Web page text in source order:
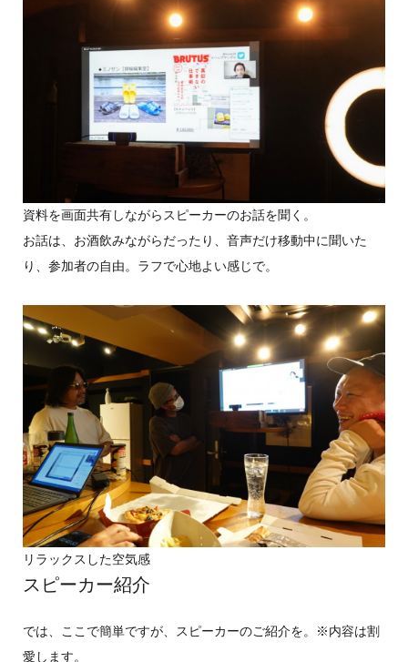
資料を画面共有しながらスピーカーのお話を聞く。
お話は、お酒飲みながらだったり、音声だけ移動中に聞いた
り、参加者の自由。ラフで心地よい感じで。
リラックスした空気感
スピーカー紹介
では、ここで簡単ですが、スピーカーのご紹介を。※内容は割
愛します。